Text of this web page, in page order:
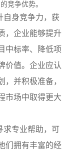
竞争优势。
自身竞争力，获
，企业能够提升
中标率、降低项
价值。企业应认
并积极准备，
市场中取得更大
求专业帮助，可
们拥有丰富的经